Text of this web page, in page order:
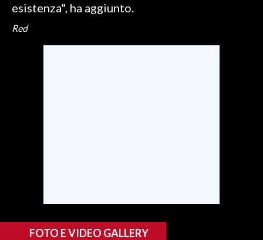
esistenza", ha aggiunto.
Red
FOTO E VIDEO GALLERY